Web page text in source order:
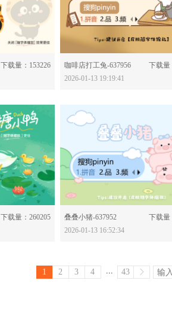
下载量：153226
分享：
咖啡店打工兔-637956
下载量
2026-01-13 19:19:41
下载量：260205
分享：
叠叠小猪-637952
下载量
2026-01-13 16:52:34
1 2 3 4 ... 43